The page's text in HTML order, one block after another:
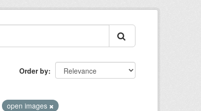
Order by
open images